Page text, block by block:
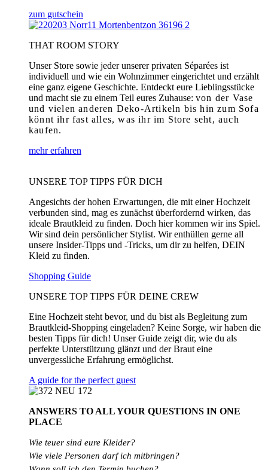
zum gutschein
THAT ROOM STORY
Unser Store sowie jeder unserer privaten Séparées ist
individuell und wie ein Wohnzimmer eingerichtet und erzählt
eine ganz eigene Geschichte. Entdeckt eure Lieblingsstücke
und macht sie zu einem Teil eures Zuhause: von der Vase
und vielen anderen Deko-Artikeln bis hin zum Sofa
könnt ihr fast alles, was ihr im Store seht, auch
kaufen.
mehr erfahren
UNSERE TOP TIPPS FÜR DICH
Angesichts der hohen Erwartungen, die mit einer Hochzeit
verbunden sind, mag es zunächst überfordernd wirken, das
ideale Brautkleid zu finden. Doch hier kommen wir ins Spiel.
Wir sind dein persönlicher Stylist. Wir enthüllen gerne all
unsere Insider-Tipps und -Tricks, um dir zu helfen, DEIN
Kleid zu finden.
Shopping Guide
UNSERE TOP TIPPS FÜR DEINE CREW
Eine Hochzeit steht bevor, und du bist als Begleitung zum
Brautkleid-Shopping eingeladen? Keine Sorge, wir haben die
besten Tipps für dich! Unser Guide zeigt dir, wie du als
perfekte Unterstützung glänzt und der Braut eine
unvergessliche Erfahrung ermöglichst.
A guide for the perfect guest
ANSWERS TO ALLYOUR QUESTIONS IN ONE
PLACE
Wie teuer sind eure Kleider?
Wie viele Personen darf ich mitbringen?